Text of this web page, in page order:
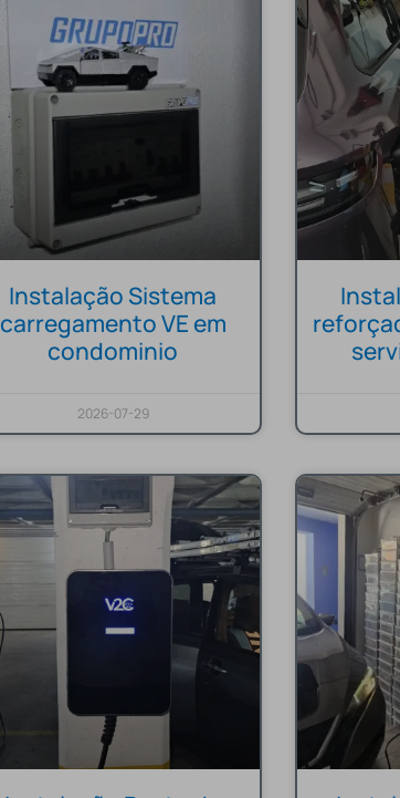
Instalação Sistema
carregamento VE em
condominio
2026-07-29